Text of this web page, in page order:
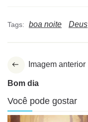
Tags: boa noite Deus
Imagem anterior
Bom dia
Você pode gostar